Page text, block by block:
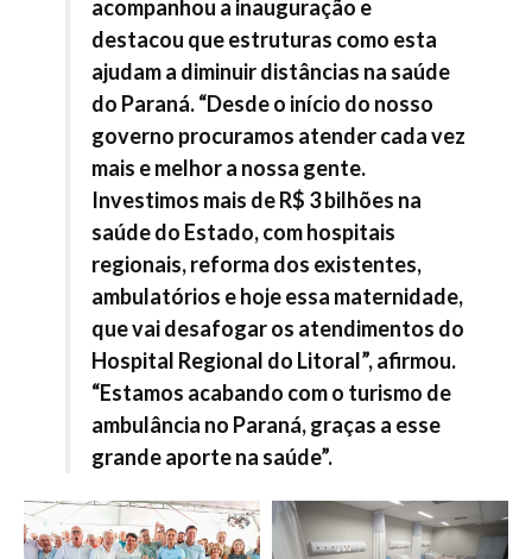
acompanhou a inauguração e
destacou que estruturas como esta
ajudam a diminuir distâncias na saúde
do Paraná. “Desde o início do nosso
governo procuramos atender cada vez
mais e melhor a nossa gente.
Investimos mais de R$ 3 bilhões na
saúde do Estado, com hospitais
regionais, reforma dos existentes,
ambulatórios e hoje essa maternidade,
que vai desafogar os atendimentos do
Hospital Regional do Litoral”, afirmou.
“Estamos acabando com o turismo de
ambulância no Paraná, graças a esse
grande aporte na saúde”.